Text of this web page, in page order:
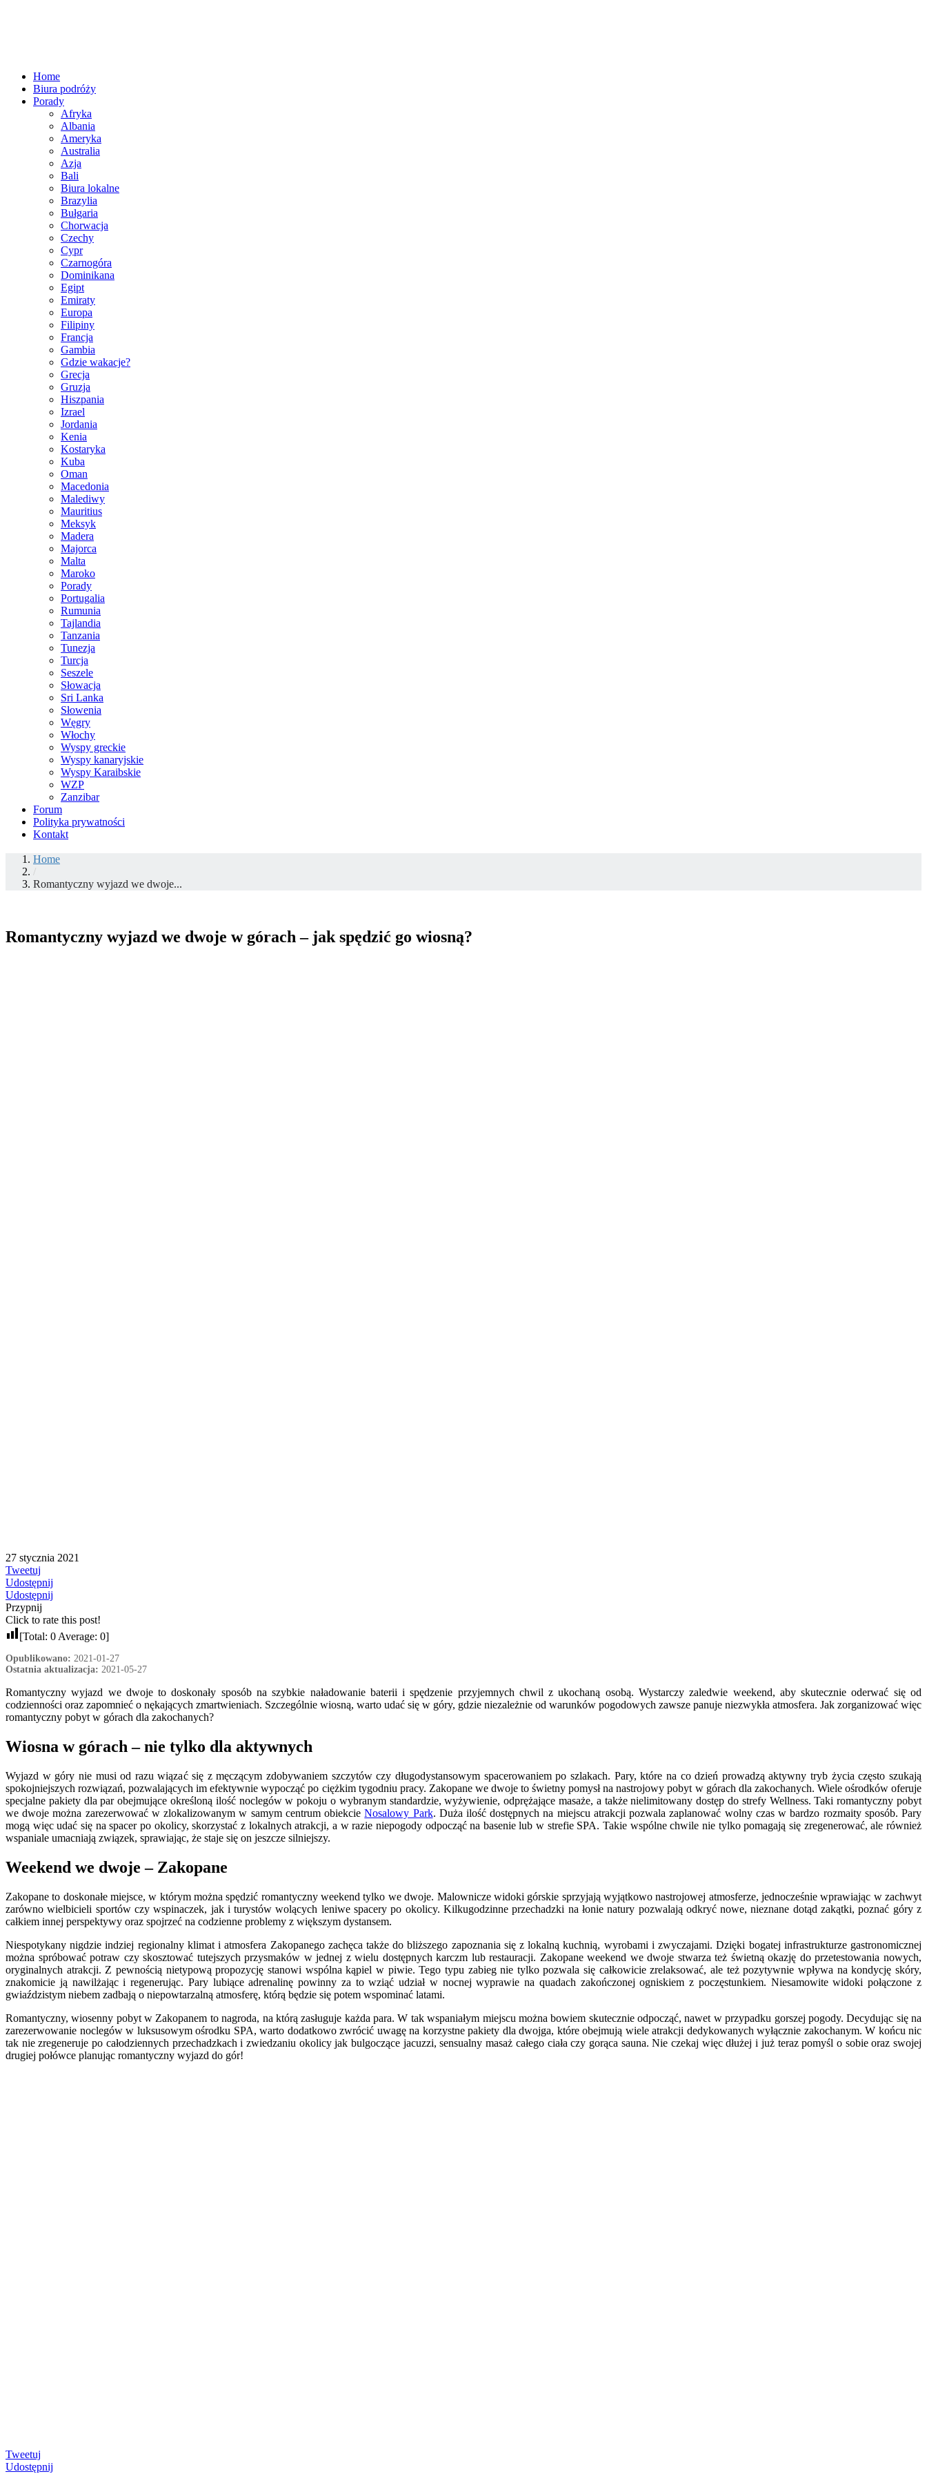
Home
Biura podróży
Porady
Afryka
Albania
Ameryka
Australia
Azja
Bali
Biura lokalne
Brazylia
Bułgaria
Chorwacja
Czechy
Cypr
Czarnogóra
Dominikana
Egipt
Emiraty
Europa
Filipiny
Francja
Gambia
Gdzie wakacje?
Grecja
Gruzja
Hiszpania
Izrael
Jordania
Kenia
Kostaryka
Kuba
Oman
Macedonia
Malediwy
Mauritius
Meksyk
Madera
Majorca
Malta
Maroko
Porady
Portugalia
Rumunia
Tajlandia
Tanzania
Tunezja
Turcja
Seszele
Słowacja
Sri Lanka
Słowenia
Węgry
Włochy
Wyspy greckie
Wyspy kanaryjskie
Wyspy Karaibskie
WZP
Zanzibar
Forum
Polityka prywatności
Kontakt
Home
/
Romantyczny wyjazd we dwoje...
Romantyczny wyjazd we dwoje w górach – jak spędzić go wiosną?
27 stycznia 2021
Tweetuj
Udostępnij
Udostępnij
Przypnij
Click to rate this post!
[Total: 0Average: 0]
Opublikowano: 2021-01-27
Ostatnia aktualizacja: 2021-05-27
Romantyczny wyjazd we dwoje to doskonały sposób na szybkie naładowanie baterii i spędzenie przyjemnych chwil z ukochaną osobą. Wystarczy zaledwie weekend, aby skutecznie oderwać się od
codzienności oraz zapomnieć o nękających zmartwieniach. Szczególnie wiosną, warto udać się w góry, gdzie niezależnie od warunków pogodowych zawsze panuje niezwykła atmosfera. Jak zorganizować więc
romantyczny pobyt w górach dla zakochanych?
Wiosna w górach – nie tylko dla aktywnych
Wyjazd w góry nie musi od razu wiązać się z męczącym zdobywaniem szczytów czy długodystansowym spacerowaniem po szlakach. Pary, które na co dzień prowadzą aktywny tryb życia często szukają
spokojniejszych rozwiązań, pozwalających im efektywnie wypocząć po ciężkim tygodniu pracy. Zakopane we dwoje to świetny pomysł na nastrojowy pobyt w górach dla zakochanych. Wiele ośrodków oferuje
specjalne pakiety dla par obejmujące określoną ilość noclegów w pokoju o wybranym standardzie, wyżywienie, odprężające masaże, a także nielimitowany dostęp do strefy Wellness. Taki romantyczny pobyt
we dwoje można zarezerwować w zlokalizowanym w samym centrum obiekcieNosalowy Park. Duża ilość dostępnych na miejscu atrakcji pozwala zaplanować wolny czas w bardzo rozmaity sposób. Pary
mogą więc udać się na spacer po okolicy, skorzystać z lokalnych atrakcji, a w razie niepogody odpocząć na basenie lub w strefie SPA. Takie wspólne chwile nie tylko pomagają się zregenerować, ale również
wspaniale umacniają związek, sprawiając, że staje się on jeszcze silniejszy.
Weekend we dwoje – Zakopane
Zakopane to doskonałe miejsce, w którym można spędzić romantyczny weekend tylko we dwoje. Malownicze widoki górskie sprzyjają wyjątkowo nastrojowej atmosferze, jednocześnie wprawiając w zachwyt
zarówno wielbicieli sportów czy wspinaczek, jak i turystów wolących leniwe spacery po okolicy. Kilkugodzinne przechadzki na łonie natury pozwalają odkryć nowe, nieznane dotąd zakątki, poznać góry z
całkiem innej perspektywy oraz spojrzeć na codzienne problemy z większym dystansem.
Niespotykany nigdzie indziej regionalny klimat i atmosfera Zakopanego zachęca także do bliższego zapoznania się z lokalną kuchnią, wyrobami i zwyczajami. Dzięki bogatej infrastrukturze gastronomicznej
można spróbować potraw czy skosztować tutejszych przysmaków w jednej z wielu dostępnych karczm lub restauracji. Zakopane weekend we dwoje stwarza też świetną okazję do przetestowania nowych,
oryginalnych atrakcji. Z pewnością nietypową propozycję stanowi wspólna kąpiel w piwie. Tego typu zabieg nie tylko pozwala się całkowicie zrelaksować, ale też pozytywnie wpływa na kondycję skóry,
znakomicie ją nawilżając i regenerując. Pary lubiące adrenalinę powinny za to wziąć udział w nocnej wyprawie na quadach zakończonej ogniskiem z poczęstunkiem. Niesamowite widoki połączone z
gwiaździstym niebem zadbają o niepowtarzalną atmosferę, którą będzie się potem wspominać latami.
Romantyczny, wiosenny pobyt w Zakopanem to nagroda, na którą zasługuje każda para. W tak wspaniałym miejscu można bowiem skutecznie odpocząć, nawet w przypadku gorszej pogody. Decydując się na
zarezerwowanie noclegów w luksusowym ośrodku SPA, warto dodatkowo zwrócić uwagę na korzystne pakiety dla dwojga, które obejmują wiele atrakcji dedykowanych wyłącznie zakochanym. W końcu nic
tak nie zregeneruje po całodziennych przechadzkach i zwiedzaniu okolicy jak bulgoczące jacuzzi, sensualny masaż całego ciała czy gorąca sauna. Nie czekaj więc dłużej i już teraz pomyśl o sobie oraz swojej
drugiej połówce planując romantyczny wyjazd do gór!
Tweetuj
Udostępnij